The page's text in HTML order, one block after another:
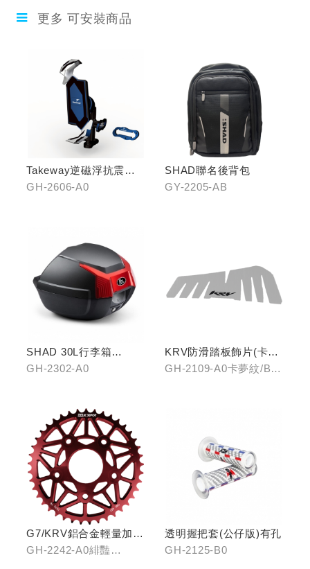
更多 可安裝商品
Takeway逆磁浮抗震手
機架
GH-2606-A0
SHAD聯名後背包
GY-2205-AB
SHAD 30L行李箱
(KYMCO專屬款)
GH-2302-A0
KRV防滑踏板飾片(卡夢
紋/金屬髮絲)
GH-2109-A0卡夢紋/B0
G7/KRV鋁合金輕量加大
齒盤40T
GH-2242-A0緋豔
透明握把套(公仔版)有孔
GH-2125-B0